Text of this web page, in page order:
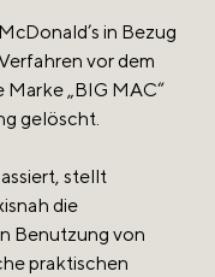
in Bezug
vor dem
„BIG MAC“
gelöscht.
stellt
die
Benutzung von
praktischen